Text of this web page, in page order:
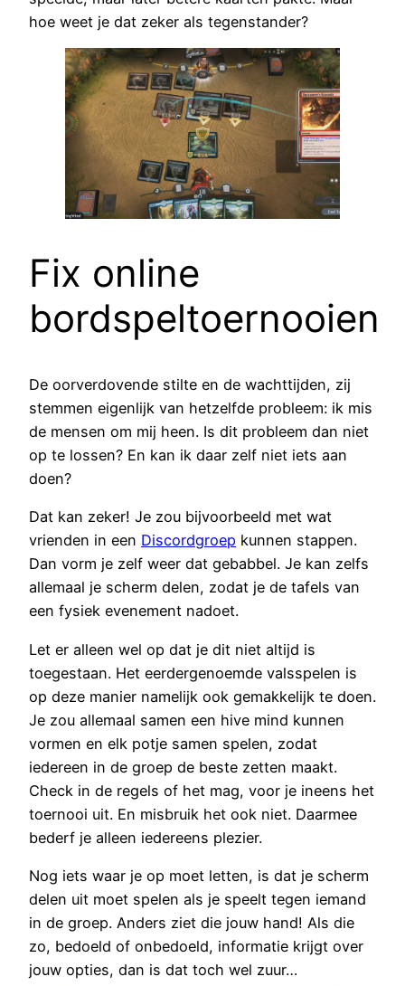
hoe weet je dat zeker als tegenstander?
Fix online
bordspeltoernooien
De oorverdovende stilte en de wachttijden, zij
stemmen eigenlijk van hetzelfde probleem: ik mis
de mensen om mij heen. Is dit probleem dan niet
op te lossen? En kan ik daar zelf niet iets aan
doen?
Dat kan zeker! Je zou bijvoorbeeld met wat
vrienden in een Discordgroep kunnen stappen.
Dan vorm je zelf weer dat gebabbel. Je kan zelfs
allemaal je scherm delen, zodat je de tafels van
een fysiek evenement nadoet.
Let er alleen wel op dat je dit niet altijd is
toegestaan. Het eerdergenoemde valsspelen is
op deze manier namelijk ook gemakkelijk te doen.
Je zou allemaal samen een hive mind kunnen
vormen en elk potje samen spelen, zodat
iedereen in de groep de beste zetten maakt.
Check in de regels of het mag, voor je ineens het
toernooi uit. En misbruik het ook niet. Daarmee
bederf je alleen iedereens plezier.
Nog iets waar je op moet letten, is dat je scherm
delen uit moet spelen als je speelt tegen iemand
in de groep. Anders ziet die jouw hand! Als die
zo, bedoeld of onbedoeld, informatie krijgt over
jouw opties, dan is dat toch wel zuur…